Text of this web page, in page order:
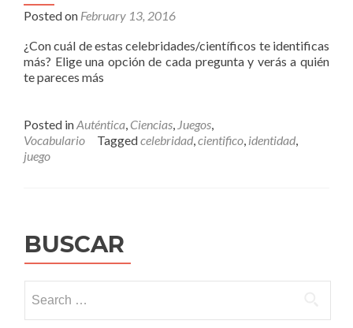
Posted on February 13, 2016
¿Con cuál de estas celebridades/científicos te identificas
más? Elige una opción de cada pregunta y verás a quién
te pareces más
Posted inAuténtica Ciencias Juegos
Vocabulario
Taggedcelebridad cientifico identidad
juego
BUSCAR
for: